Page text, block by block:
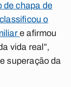
de chapa de
o
e afirmou
vida real”,
superação da